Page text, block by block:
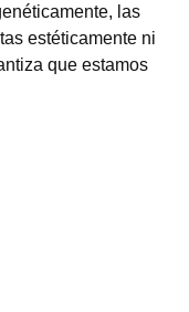
las
estéticamente ni
que estamos